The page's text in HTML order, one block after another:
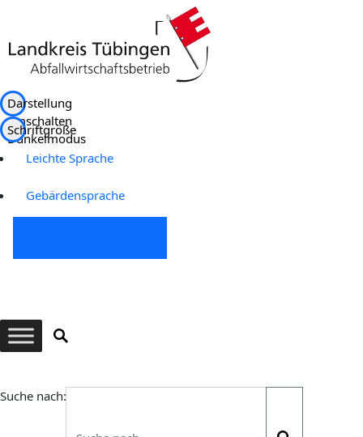
Darstellung
umschalten
Dunkelmodus
Schriftgröße
Leichte Sprache
Gebärdensprache
Suche nach: